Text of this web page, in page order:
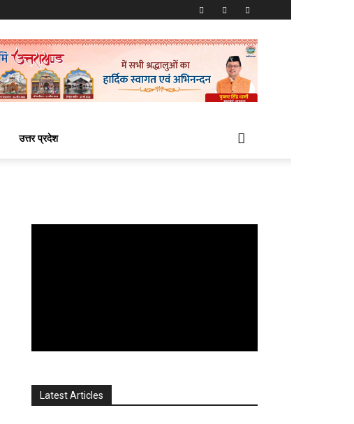
उत्तर प्रदेश
Latest Articles